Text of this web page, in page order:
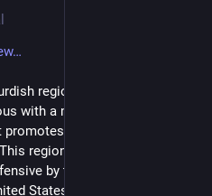
vida!
#kobaneundersiege
region in northeastern
with a multi-ethnic project
radical democracy,
region is currently
by the new Syrian
States, the European Union,